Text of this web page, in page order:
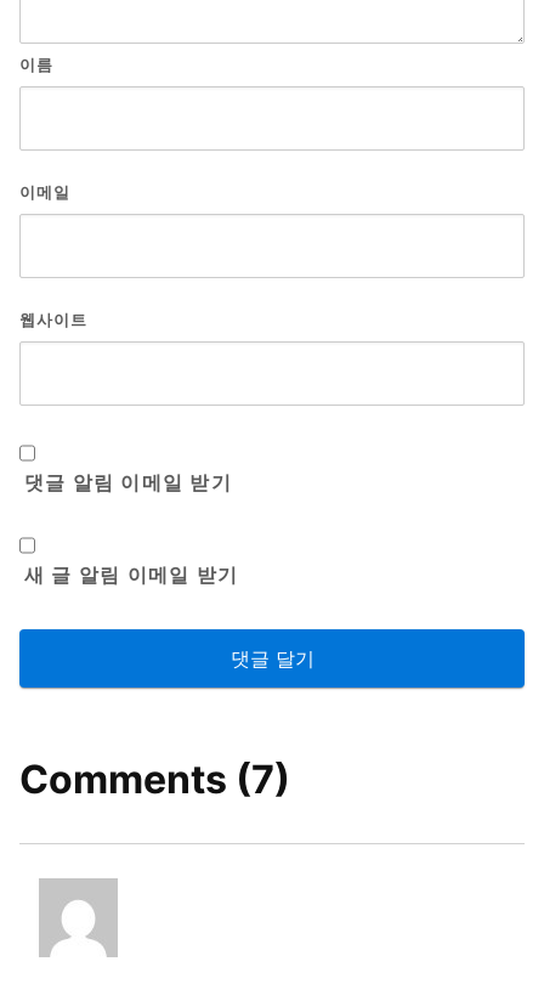
이름
이메일
웹사이트
댓글 알림 이메일 받기
새 글 알림 이메일 받기
Comments (7)